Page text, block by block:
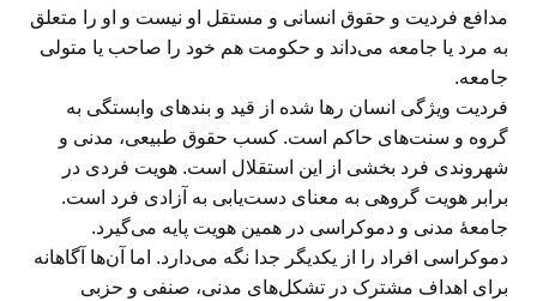
مدافع فردیت و حقوق انسانی و مستقل او نیست و او را متعلق
به مرد یا جامعه می‌داند و حکومت هم خود را صاحب یا متولی
جامعه.
فردیت ویژگی انسان رها شده از قید و بندهای وابستگی به
گروه و سنت‌های حاکم است. کسب حقوق طبیعی، مدنی و
شهروندی فرد بخشی از این استقلال است. هویت فردی در
برابر هویت گروهی به معنای دست‌یابی به آزادی فرد است.
جامعهٔ مدنی و دموکراسی در همین هویت پایه می‌گیرد.
دموکراسی افراد را از یکدیگر جدا نگه می‌دارد. اما آن‌ها آگاهانه
برای اهداف مشترک در تشکل‌های مدنی، صنفی و حزبی